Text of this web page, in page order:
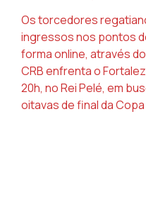
Os torcedores
ingressos nos pontos
forma online, através
CRB enfrenta o
20h, no Rei Pelé, em
oitavas de final da Copa